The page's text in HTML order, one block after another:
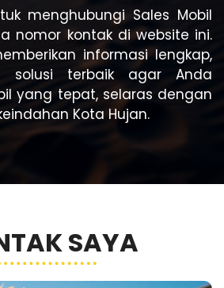
menghubungi Sales Mobil
nomor kontak di website ini.
informasi lengkap,
solusi terbaik agar Anda
yang tepat, selaras dengan
Kota Hujan.
SAYA